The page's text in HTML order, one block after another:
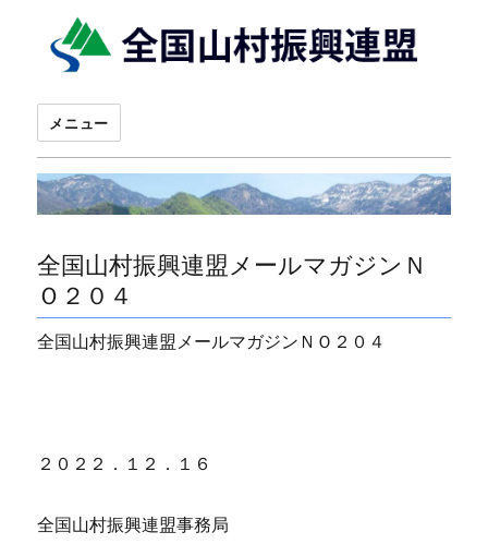
メニュー
全国山村振興連盟メールマガジンＮ
Ｏ２０４
全国山村振興連盟メールマガジンＮＯ２０４
２０２２．１２．１６
全国山村振興連盟事務局